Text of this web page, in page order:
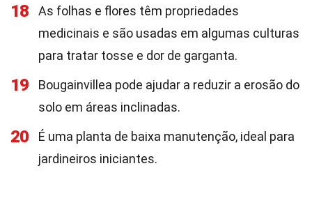
18
As folhas e flores têm propriedades
medicinais e são usadas em algumas culturas
para tratar tosse e dor de garganta.
19
Bougainvillea pode ajudar a reduzir a erosão do
solo em áreas inclinadas.
20
É uma planta de baixa manutenção, ideal para
jardineiros iniciantes.